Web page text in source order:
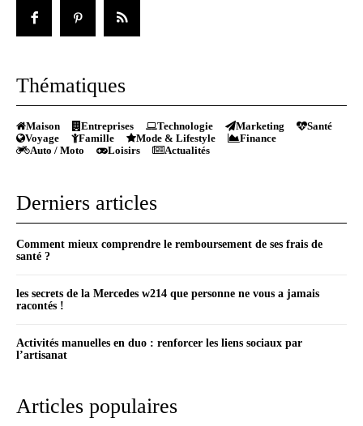
Thématiques
Maison Entreprises Technologie Marketing
Santé
Voyage
Famille Mode & Lifestyle
Finance
Auto / Moto
Loisirs Actualités
Derniers articles
Comment mieux comprendre le remboursement de ses frais de
santé ?
les secrets de la Mercedes w214 que personne ne vous a jamais
racontés !
Activités manuelles en duo : renforcer les liens sociaux par
l’artisanat
Articles populaires